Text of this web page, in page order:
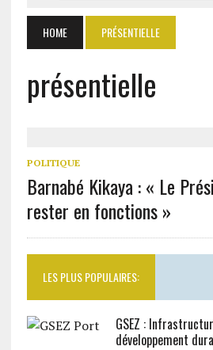
HOME PRÉSENTIELLE
présentielle
POLITIQUE
Barnabé Kikaya : « Le
rester en fonctions »
LES PLUS POPULAIRES:
GSEZ :
développement